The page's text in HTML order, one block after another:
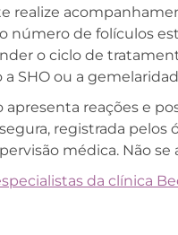
realize
número de folículos
o ciclo de
SHO ou a
reações e
registrada pelos
médica. Não
da clínica